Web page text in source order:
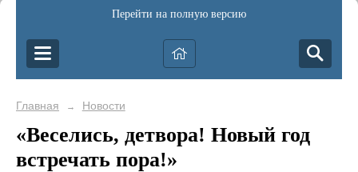
Перейти на полную версию
Главная → Новости
«Веселись, детвора! Новый год
встречать пора!»